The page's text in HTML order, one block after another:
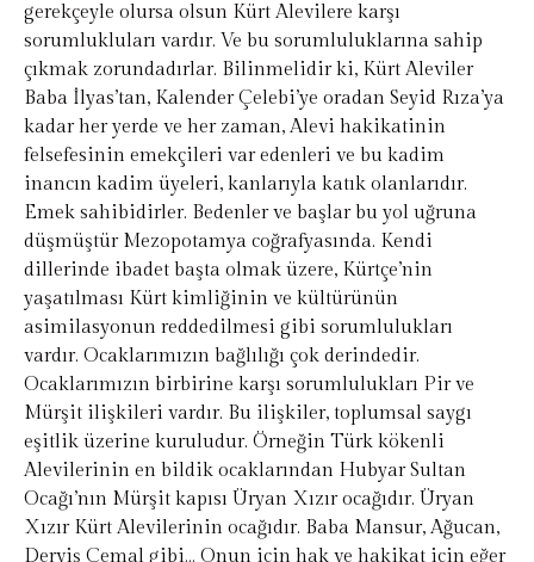
gerekçeyle olursa olsun Kürt Alevilere karşı
sorumlukluları vardır. Ve bu sorumluluklarına sahip
çıkmak zorundadırlar. Bilinmelidir ki, Kürt Aleviler
Baba İlyas’tan, Kalender Çelebi’ye oradan Seyid Rıza’ya
kadar her yerde ve her zaman, Alevi hakikatinin
felsefesinin emekçileri var edenleri ve bu kadim
inancın kadim üyeleri, kanlarıyla katık olanlarıdır.
Emek sahibidirler. Bedenler ve başlar bu yol uğruna
düşmüştür Mezopotamya coğrafyasında. Kendi
dillerinde ibadet başta olmak üzere, Kürtçe’nin
yaşatılması Kürt kimliğinin ve kültürünün
asimilasyonun reddedilmesi gibi sorumlulukları
vardır. Ocaklarımızın bağlılığı çok derindedir.
Ocaklarımızın birbirine karşı sorumlulukları Pir ve
Mürşit ilişkileri vardır. Bu ilişkiler, toplumsal saygı
eşitlik üzerine kuruludur. Örneğin Türk kökenli
Alevilerinin en bildik ocaklarından Hubyar Sultan
Ocağı’nın Mürşit kapısı Üryan Xızır ocağıdır. Üryan
Xızır Kürt Alevilerinin ocağıdır. Baba Mansur, Ağucan,
Derviş Cemal gibi… Onun için hak ve hakikat için eğer